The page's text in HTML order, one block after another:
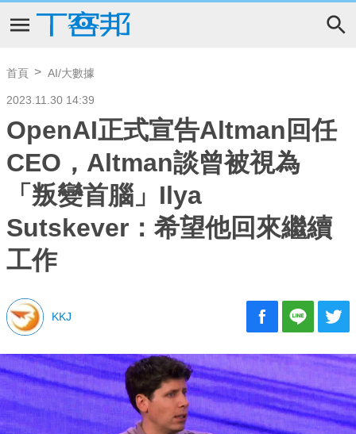
首頁 AI/大數據
2023.11.30 14:39
OpenAI正式宣告Altman回任
CEO，Altman談曾被視為
「叛變首腦」Ilya
Sutskever：希望他回來繼續
工作
KKJ